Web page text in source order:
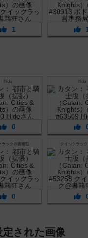
1
Hide
0
Hide
ラック@書籍狂
0
クイックラッ
された画像